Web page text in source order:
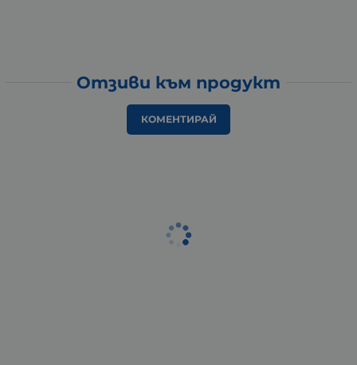
Отзиви към продукт
КОМЕНТИРАЙ